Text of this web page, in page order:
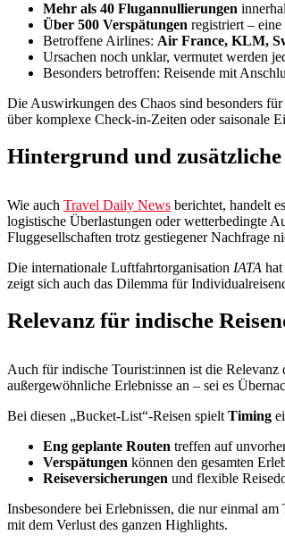
Mehr als 40 Flugannullierungen
Über 500 Verspätungen registriert –
Betroffene Airlines: Air France, KLM,
Ursachen noch unklar, vermutet werden
Besonders betroffen: Reisende mit
Die Auswirkungen des Chaos sind besonders
über komplexe Check-in-Zeiten oder saisonale
Hintergrund und
Wie auch Travel Daily News berichtet, handelt
logistische Überlastungen oder wetterbedingte
Fluggesellschaften trotz gestiegener Nachfrage
Die internationale Luftfahrtorganisation IATA
zeigt sich auch das Dilemma für
Relevanz für indische
Auch für indische Tourist:innen ist die Relevanz
außergewöhnliche Erlebnisse an – sei es
Bei diesen „Bucket-List“-Reisen spielt Timing
Eng geplante Routen treffen auf
Verspätungen können den gesamten
Reiseversicherungen und flexible
Insbesondere bei Erlebnissen, die nur einmal
mit dem Verlust des ganzen Highlights.